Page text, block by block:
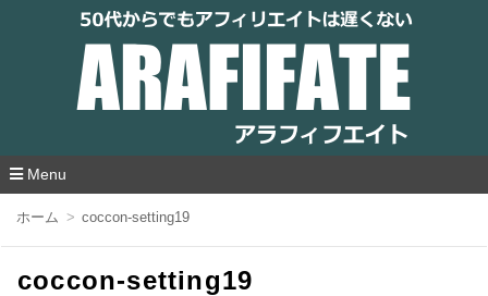
アラフィフエイト｜ 50代からでもアフィリ
エイトは遅くない
Menu
ホーム coccon-setting19
coccon-setting19